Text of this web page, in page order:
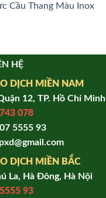
Cầu Thang Màu Inox
HỆ
DỊCH MIỀN NAM
12, TP. Hồ Chí Minh
078
5555 93
DỊCH MIỀN BẮC
La, Hà Đông, Hà Nội
93